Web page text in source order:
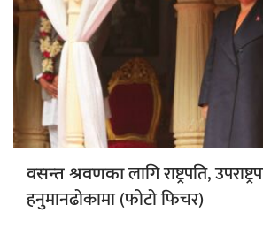
वसन्त श्रवणकालागि राष्ट्रपति,
हनुमानढोकामा (फोटो फिचर)